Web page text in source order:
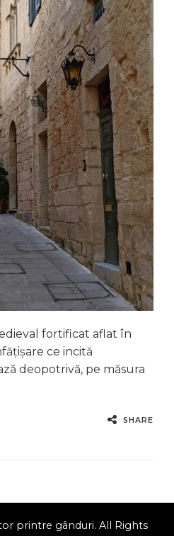
fortificat aflat în
ce incită
deopotrivă, pe măsura
SHARE
printre gânduri. All Rights